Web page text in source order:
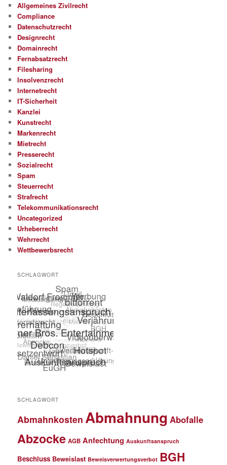
Allgemeines Zivilrecht
Compliance
Datenschutzrecht
Designrecht
Domainrecht
Fernabsatzrecht
Filesharing
Insolvenzrecht
Internetrecht
IT-Sicherheit
Kanzlei
Kunstrecht
Markenrecht
Mietrecht
Presserecht
Sozialrecht
Spam
Steuerrecht
Strafrecht
Telekommunikationsrecht
Uncategorized
Urheberrecht
Wehrrecht
Wettbewerbsrecht
SCHLAGWORT
SCHLAGWORT
Abmahnkosten Abmahnung Abofalle
Abzocke AGB Anfechtung Auskunftsanspruch
Beschluss Beweislast Beweisverwertungsverbot BGH